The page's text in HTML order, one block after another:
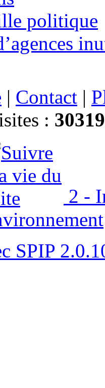
politique
| Contact |
:
2 -
SPIP